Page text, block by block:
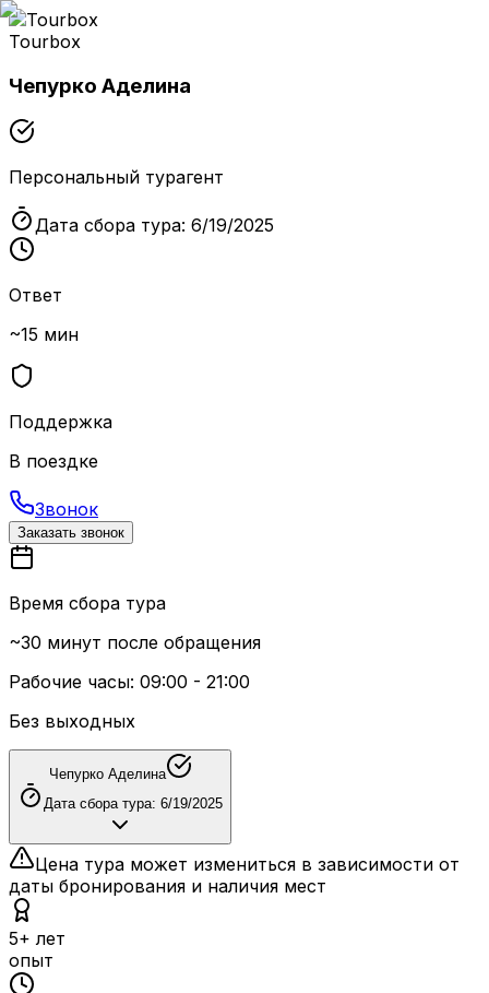
Tourbox
Чепурко Аделина
Персональный турагент
Дата сбора тура: 6/19/2025
Ответ
~15 мин
Поддержка
В поездке
Звонок
Заказать звонок
Время сбора тура
~30 минут после обращения
Рабочие часы: 09:00 - 21:00
Без выходных
Чепурко Аделина
Дата сбора тура: 6/19/2025
Цена тура может измениться в зависимости от
даты бронирования и наличия мест
5+ лет
опыт